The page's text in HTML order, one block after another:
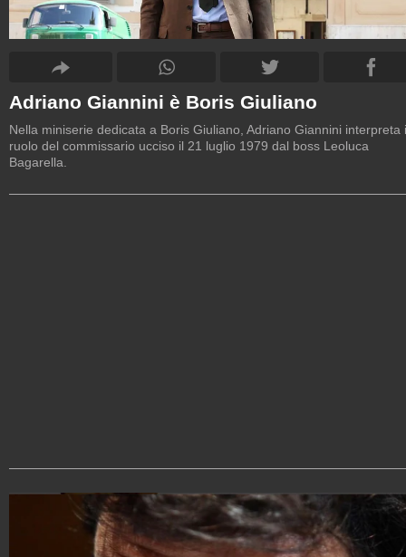
Adriano Giannini è Boris Giuliano
Nella miniserie dedicata a Boris Giuliano, Adriano Giannini interpreta
ruolo del commissario ucciso il 21 luglio 1979 dal boss Leoluca
Bagarella.